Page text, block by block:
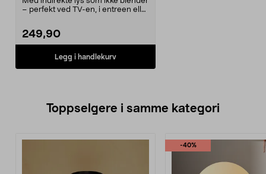
– perfekt ved TV-en, i entreen eller
249,90
Legg i handlekurv
Toppselgere i samme kategori
-40%